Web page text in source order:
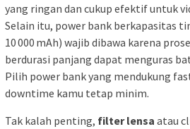
yang ringan dan cukup efektif untuk
Selain itu, power bank berkapasitas
10 000 mAh) wajib dibawa karena
berdurasi panjang dapat menguras
Pilih power bank yang mendukung
downtime kamu tetap minim.
Tak kalah penting, filter lensa atau